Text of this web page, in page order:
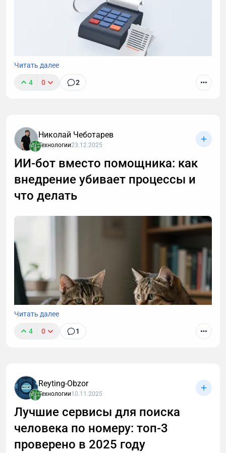
В этом посте я расскажу, как подключить
одинаковая для ИП и ООО.
Читать далее
4 0 2
Николай Чеботарев
Технологии23.12.2025
ИИ-бот вместо помощника: как
внедрение убивает процессы и
что делать
История, которая заставит вас пересмотреть
подход к автоматизации. Компания внедрила
Читать далее
4 0 1
Reyting-Obzor
Технологии10.11.2025
Лучшие сервисы для поиска
человека по номеру: топ-3
проверено в 2025 году